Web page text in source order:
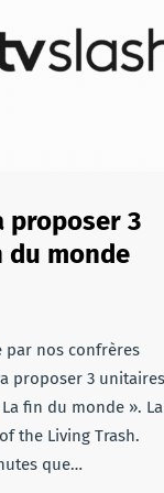
proposer 3
monde
par nos confrères
proposer 3 unitaires
fin du monde ». La
the Living Trash.
que…